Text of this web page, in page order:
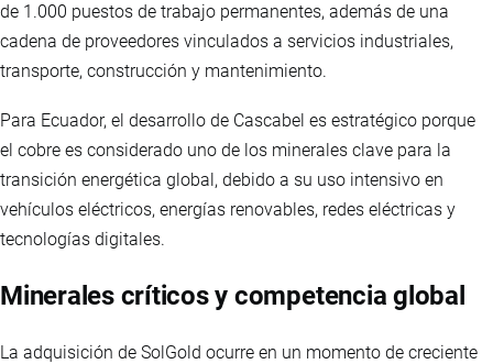
de 1.000 puestos de trabajo permanentes, además de una
cadena de proveedores vinculados a servicios industriales,
transporte, construcción y mantenimiento.
Para Ecuador, el desarrollo de Cascabel es estratégico porque
el cobre es considerado uno de los minerales clave para la
transición energética global, debido a su uso intensivo en
vehículos eléctricos, energías renovables, redes eléctricas y
tecnologías digitales.
Minerales críticos y competencia global
La adquisición de SolGold ocurre en un momento de creciente